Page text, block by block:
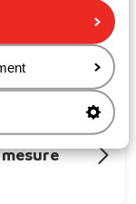
sur mesure